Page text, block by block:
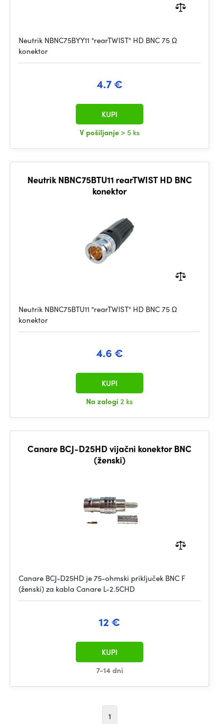
Neutrik NBNC75BYY11 "rearTWIST" HD BNC 75 Ω
konektor
4.7 €
V pošiljanje > 5 ks
KUPI
Neutrik NBNC75BTU11 rearTWIST HD BNC
konektor
Neutrik NBNC75BTU11 "rearTWIST" HD BNC 75 Ω
konektor
4.6 €
Na zalogi 2 ks
KUPI
Canare BCJ-D25HD vijačni konektor BNC
(ženski)
Canare BCJ-D25HD je 75-ohmski priključek BNC F
(ženski) za kabla Canare L-2.5CHD
12 €
7-14 dni
KUPI
1